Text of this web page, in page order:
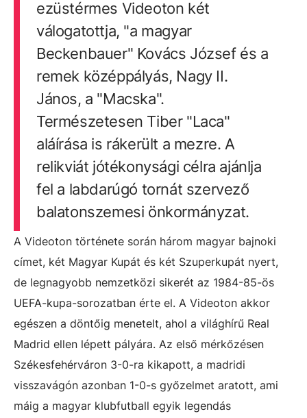
ezüstérmes Videoton két
válogatottja, "a magyar
Beckenbauer" Kovács József és a
remek középpályás, Nagy II.
János, a "Macska".
Természetesen Tiber "Laca"
aláírása is rákerült a mezre. A
relikviát jótékonysági célra ajánlja
fel a labdarúgó tornát szervező
balatonszemesi önkormányzat.
A Videoton története során három magyar bajnoki
címet, két Magyar Kupát és két Szuperkupát nyert,
de legnagyobb nemzetközi sikerét az 1984-85-ös
UEFA-kupa-sorozatban érte el. A Videoton akkor
egészen a döntőig menetelt, ahol a világhírű Real
Madrid ellen lépett pályára. Az első mérkőzésen
Székesfehérváron 3-0-ra kikapott, a madridi
visszavágón azonban 1-0-s győzelmet aratott, ami
máig a magyar klubfutball egyik legendás